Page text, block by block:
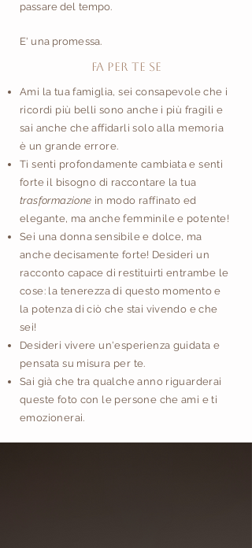
passare del tempo.
E' una promessa.
FA PER TE SE
Ami la tua famiglia, sei consapevole che i
ricordi più belli sono anche i più fragili e
sai anche che affidarli solo alla memoria
è un grande errore.
Ti senti profondamente cambiata e senti
forte il bisogno di raccontare la tua
trasformazione in modo raffinato ed
elegante, ma anche femminile e potente!
Sei una donna sensibile e dolce, ma
anche decisamente forte! Desideri un
racconto capace di restituirti entrambe le
cose: la tenerezza di questo momento e
la potenza di ciò che stai vivendo e che
sei!
​Desideri vivere un'esperienza guidata e
pensata su misura per te.
Sai già che tra qualche anno riguarderai
queste foto con le persone che ami e ti
emozionerai.